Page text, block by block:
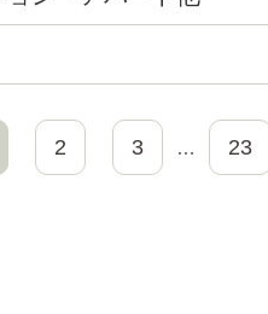
2 3 … 23